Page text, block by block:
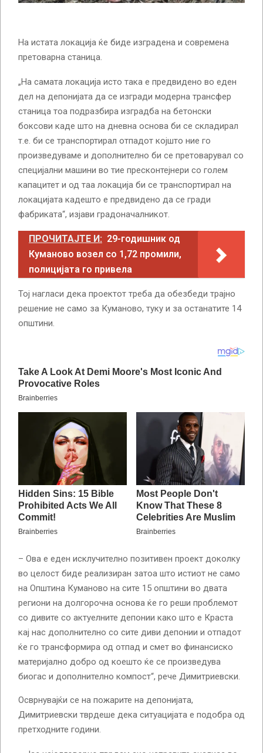
На истата локација ќе биде изградена и современа
претоварна станица.
„На самата локација исто така е предвидено во еден
дел на депонијата да се изгради модерна трансфер
станица тоа подразбира изградба на бетонски
боксови каде што на дневна основа би се складирал
т.е. би се транспортирал отпадот којшто ние го
произведуваме и дополнително би се претоварувал со
специјални машини во тие пресконтејнери со голем
капацитет и од таа локација би се транспортирал на
локацијата кадешто е предвидено да се гради
фабриката“, изјави градоначалникот.
ПРОЧИТАЈТЕ И: 29-годишник од
Куманово возел со 1,72 промили,
полицијата го привела
Тој нагласи дека проектот треба да обезбеди трајно
решение не само за Куманово, туку и за останатите 14
општини.
– Ова е еден исклучително позитивен проект доколку
во целост биде реализиран затоа што истиот не само
на Општина Куманово на сите 15 општини во двата
региони на долгорочна основа ќе го реши проблемот
со дивите со актуелните депонии како што е Краста
кај нас дополнително со сите диви депонии и отпадот
ќе го трансформира од отпад и смет во финансиско
материјално добро од коешто ќе се произведува
биогас и дополнително компост“, рече Димитриевски.
Осврнувајќи се на пожарите на депонијата,
Димитриевски тврдеше дека ситуацијата е подобра од
претходните години.